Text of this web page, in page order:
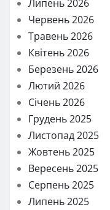
Липень 2026
Червень 2026
Травень 2026
Квітень 2026
Березень 2026
Лютий 2026
Січень 2026
Грудень 2025
Листопад 2025
Жовтень 2025
Вересень 2025
Серпень 2025
Липень 2025